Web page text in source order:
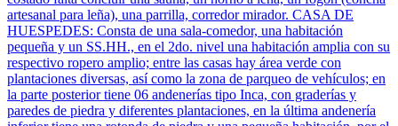
artesanal para leña), una parrilla, corredor mirador. CASA DE
HUESPEDES: Consta de una sala-comedor, una habitación
pequeña y un SS.HH., en el 2do. nivel una habitación amplia con su
respectivo ropero amplio; entre las casas hay área verde con
plantaciones diversas, así como la zona de parqueo de vehículos; en
la parte posterior tiene 06 andenerías tipo Inca, con graderías y
paredes de piedra y diferentes plantaciones, en la última andenería